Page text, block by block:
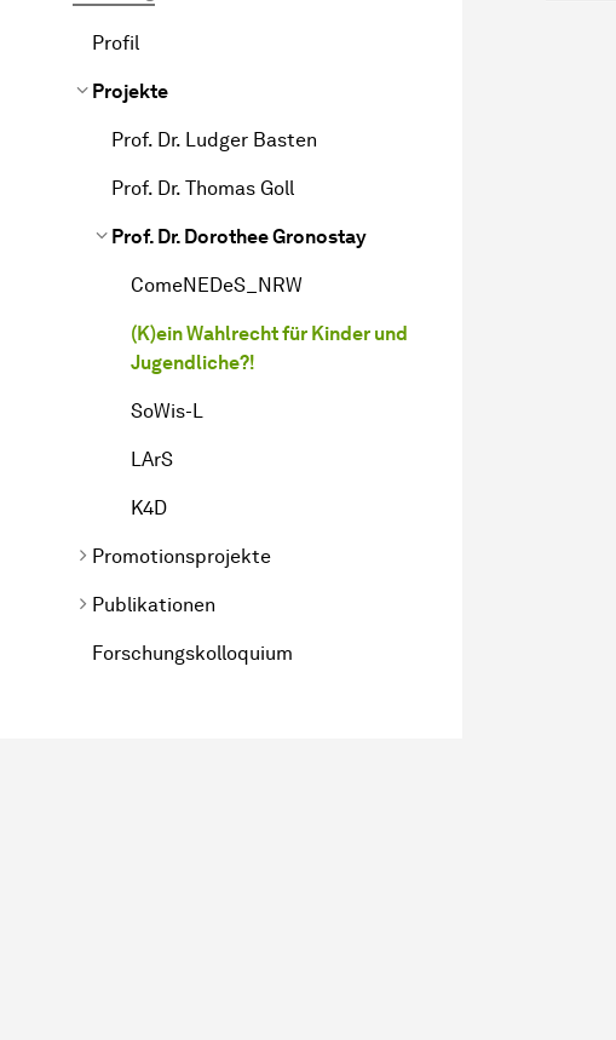
Profil
Projekte
Prof. Dr. Ludger Basten
Prof. Dr. Thomas Goll
Prof. Dr. Dorothee Gronostay
ComeNEDeS_NRW
(K)ein Wahlrecht für Kinder und
Jugendliche?!
SoWis-L
LArS
K4D
Promotionsprojekte
Publikationen
Forschungskolloquium